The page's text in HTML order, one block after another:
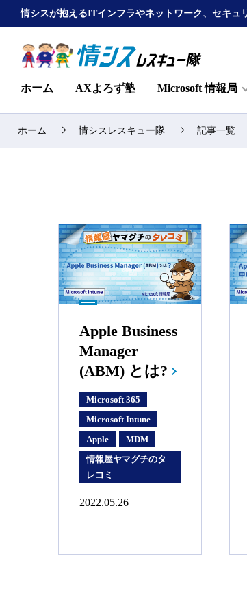
情シスが抱えるITインフラやネットワーク、セキュ
ホーム AXよろず塾 Microsoft 情報局
ホーム 情シスレスキュー隊 記事一覧
Apple Business
Manager
(ABM) とは?
Microsoft 365
Microsoft Intune
Apple
MDM
情報屋ヤマグチのタ
レコミ
2022.05.26